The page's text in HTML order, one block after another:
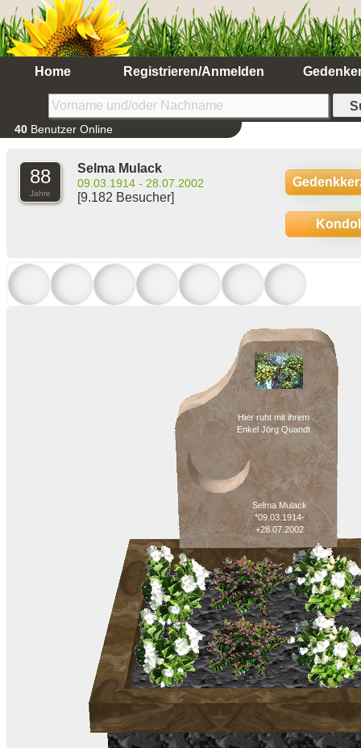
Home Registrieren/Anmelden
40 Benutzer Online
88
Jahre
Selma Mulack
09.03.1914 - 28.07.2002
[9.182 Besucher]
Selma Mulack
*09.03.1914-
+28.07.2002
Hier ruht mit ihrem
Enkel Jörg Quandt